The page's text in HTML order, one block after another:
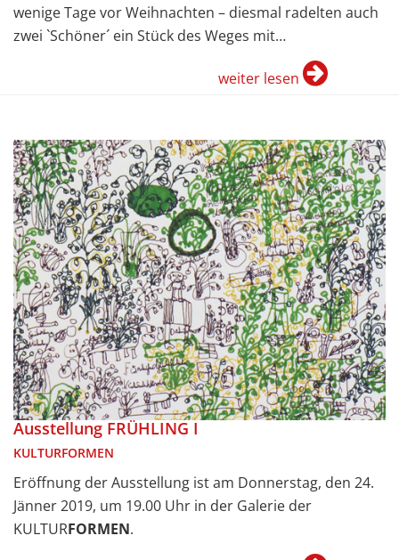
wenige Tage vor Weihnachten – diesmal radelten auch
zwei `Schöner´ ein Stück des Weges mit…
weiter lesen
Ausstellung FRÜHLING I
KULTURFORMEN
Eröffnung der Ausstellung ist am Donnerstag, den 24.
Jänner 2019, um 19.00 Uhr in der Galerie der
KULTURFORMEN.